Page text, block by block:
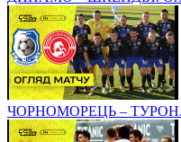
ЧОРНОМОРЕЦЬ – ТУРОН.